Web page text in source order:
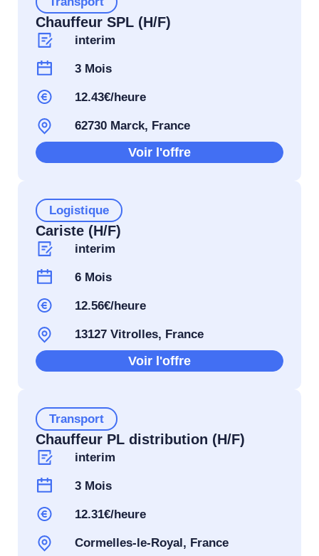
Chauffeur SPL (H/F)
interim
3 Mois
12.43€/heure
62730 Marck, France
Voir l'offre
Logistique
Cariste (H/F)
interim
6 Mois
12.56€/heure
13127 Vitrolles, France
Voir l'offre
Transport
Chauffeur PL distribution (H/F)
interim
3 Mois
12.31€/heure
Cormelles-le-Royal, France